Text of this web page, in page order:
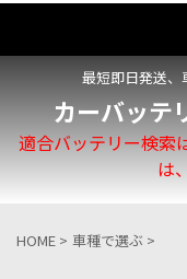
最短即日発送、
カーバッテ
適合バッテリー検索
は
HOME > 車種で選ぶ >